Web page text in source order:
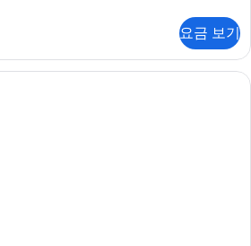
요금 보기
Club Sota Family Suite | 무료 WiFi, 침